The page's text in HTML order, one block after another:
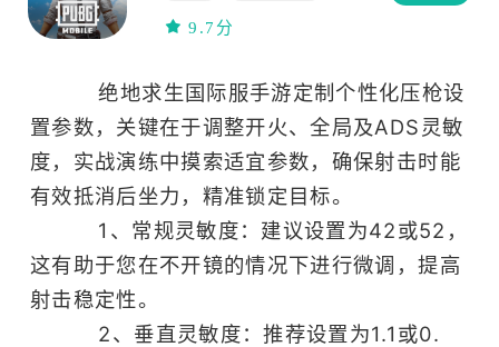
联网
沙盒
多人
开放世界
射击
FPS
竞技
移植
枪战
steam移植
TPS
9.7分
绝地求生国际服手游定制个性化压枪设
置参数，关键在于调整开火、全局及ADS灵敏
度，实战演练中摸索适宜参数，确保射击时能
有效抵消后坐力，精准锁定目标。
1、常规灵敏度：建议设置为42或52，
这有助于您在不开镜的情况下进行微调，提高
射击稳定性。
2、垂直灵敏度：推荐设置为1.1或0.